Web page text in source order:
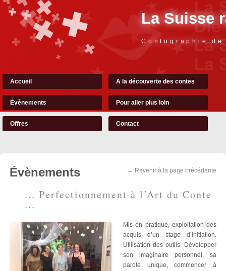
La Suisse
Contographie
Accueil A la découverte des contes
Évènements Pour aller plus loin
Offres Contact
← Revenir à la page précédente
Évènements
... Perfectionnement à l’Art du Conte
...
Mis en pratique, exploitation des
acquis d’un stage d’initiation.
Utilisation des outils. Développer
son imaginaire personnel, sa
parole unique, commencer à